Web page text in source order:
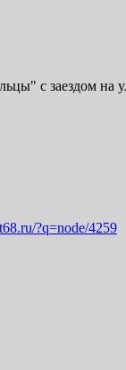
с заездом
?q=node/4259